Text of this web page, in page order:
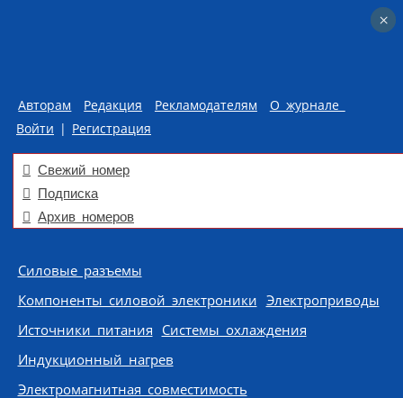
Авторам Редакция Рекламодателям
О журнале
Войти | Регистрация
Свежий номер
Подписка
Архив номеров
Skip to content
Силовые разъемы
Компоненты силовой электроники Электроприводы
Источники питания Системы охлаждения
Индукционный нагрев
Электромагнитная совместимость
×
×